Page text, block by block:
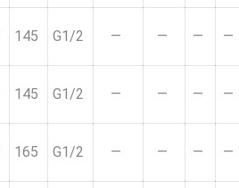
145 G1/2 — — — —
145 G1/2 — — — —
165 G1/2 — — — —